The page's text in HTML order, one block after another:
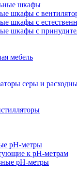
шкафы
шкафы с
шкафы с
шкафы с
мебель
серы и
pH-метры
к pH-метрам
pH-метры